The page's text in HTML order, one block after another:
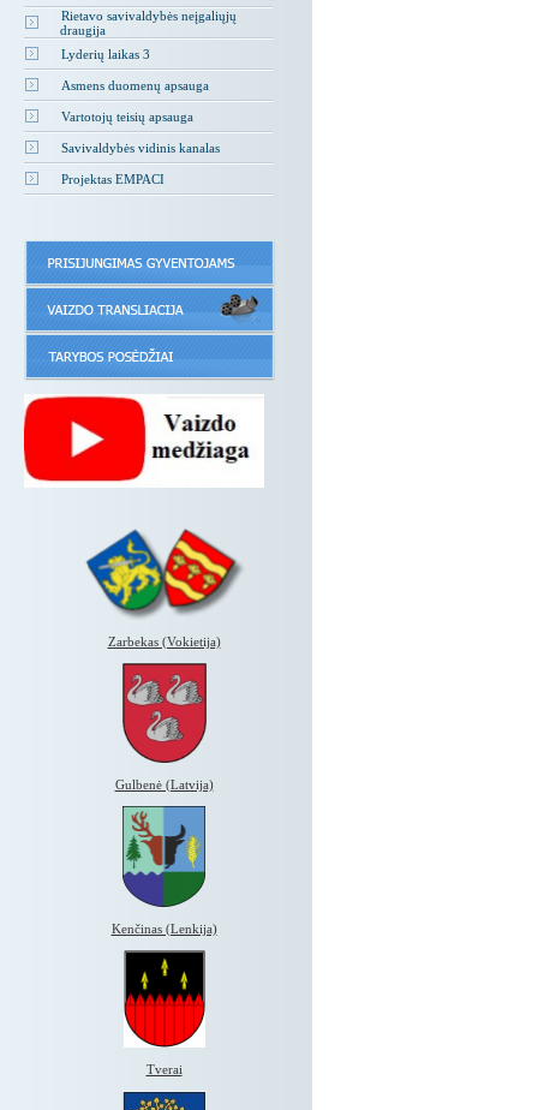
Rietavo savivaldybės neįgaliųjų
draugija
Lyderių laikas 3
Asmens duomenų apsauga
Vartotojų teisių apsauga
Savivaldybės vidinis kanalas
Projektas EMPACI
Zarbekas (Vokietija)
Gulbenė (Latvija)
Kenčinas (Lenkija)
Tverai